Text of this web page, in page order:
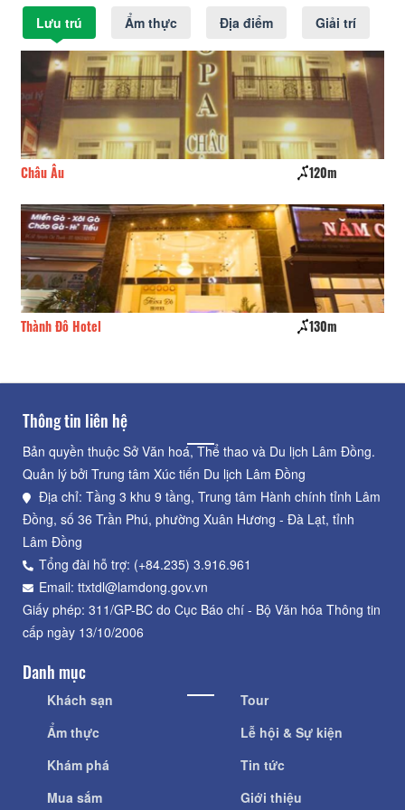
Lưu trú Ẩm thực Địa điểm Giải trí
Châu Âu 120m
Thành Đô Hotel 130m
Thông tin liên hệ
Bản quyền thuộc Sở Văn hoá, Thể thao và Du lịch Lâm Đồng.
Quản lý bởi Trung tâm Xúc tiến Du lịch Lâm Đồng
Địa chỉ: Tầng 3 khu 9 tầng, Trung tâm Hành chính tỉnh Lâm
Đồng, số 36 Trần Phú, phường Xuân Hương - Đà Lạt, tỉnh
Lâm Đồng
Tổng đài hỗ trợ: (+84.235) 3.916.961
Email: ttxtdl@lamdong.gov.vn
Giấy phép: 311/GP-BC do Cục Báo chí - Bộ Văn hóa Thông tin
cấp ngày 13/10/2006
Danh mục
Khách sạn
Ẩm thực
Khám phá
Mua sắm
Tour
Lễ hội & Sự kiện
Tin tức
Giới thiệu